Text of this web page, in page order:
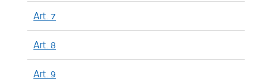
Art. 7
Art. 8
Art. 9